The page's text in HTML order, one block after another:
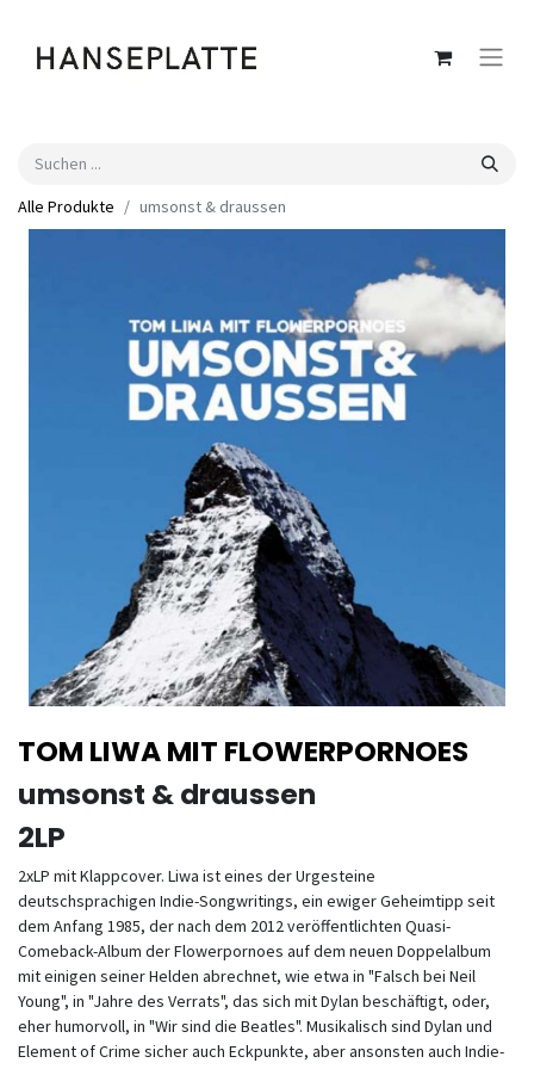
Alle Produkte umsonst & draussen
TOM LIWA MIT FLOWERPORNOES
umsonst & draussen
2LP
2xLP mit Klappcover. Liwa ist eines der Urgesteine
deutschsprachigen Indie-Songwritings, ein ewiger Geheimtipp seit
dem Anfang 1985, der nach dem 2012 veröffentlichten Quasi-
Comeback-Album der Flowerpornoes auf dem neuen Doppelalbum
mit einigen seiner Helden abrechnet, wie etwa in "Falsch bei Neil
Young", in "Jahre des Verrats", das sich mit Dylan beschäftigt, oder,
eher humorvoll, in "Wir sind die Beatles". Musikalisch sind Dylan und
Element of Crime sicher auch Eckpunkte, aber ansonsten auch Indie-